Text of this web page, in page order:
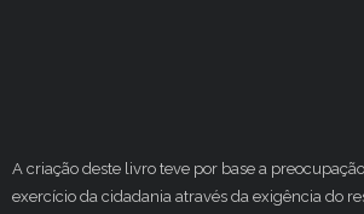
A criação deste livro teve por base a
exercício da cidadania através da exigência do